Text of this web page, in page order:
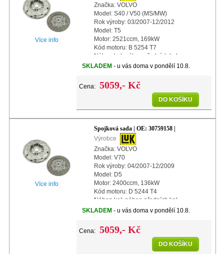
Více info
Značka: VOLVO
Model: S40 / V50 (MS/MW)
Rok výroby: 03/2007-12/2012
Model: T5
Motor: 2521ccm, 169kW
Kód motoru: B 5254 T7
Náhon kol: náhon předních kol
Další info: s automatickým nastavením
SKLADEM - u vás doma v pondělí 10.8.
Cena: 5059,- Kč
DO KOŠÍKU
Více info
Spojková sada | OE: 30759158 |
Výrobce
Značka: VOLVO
Model: V70
Rok výroby: 04/2007-12/2009
Model: D5
Motor: 2400ccm, 136kW
Kód motoru: D 5244 T4
Náhon kol: náhon předních kol
Typ převodovky: M66
Průměr: 240mm
SKLADEM - u vás doma v pondělí 10.8.
Cena: 5059,- Kč
DO KOŠÍKU